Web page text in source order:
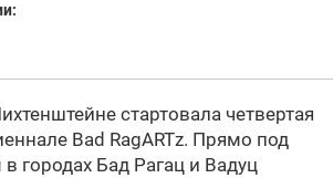
стартовала четвертая
Bad RagARTz. Прямо под
городах Бад Рагац и Вадуц